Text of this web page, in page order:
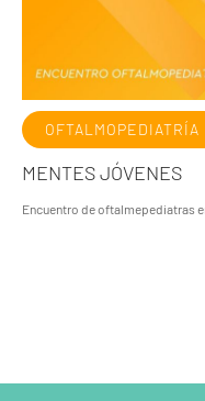
OFTALMOPEDIATRÍA
MENTES JÓVENES
Encuentro de oftalmepediatras